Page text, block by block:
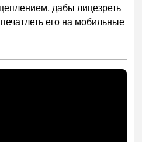
дабы лицезреть
его на мобильные